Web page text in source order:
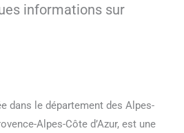
informations sur
dans le département des Alpes-
Alpes-Côte d’Azur, est une